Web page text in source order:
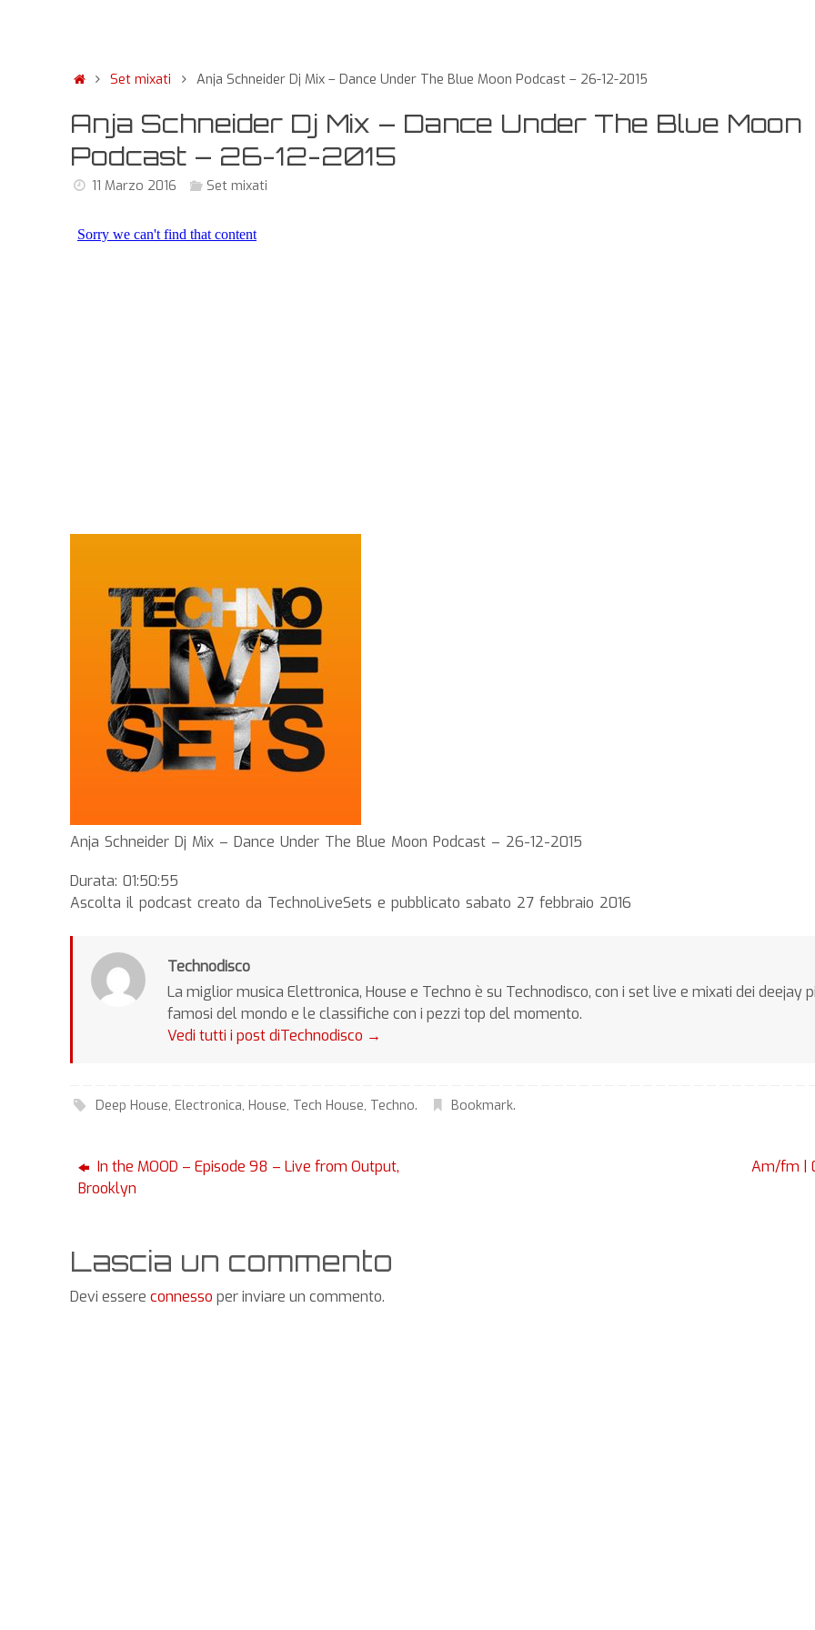
Set mixati Anja Schneider Dj Mix – Dance Under The Blue Moon Podcast – 26-12-2015
Anja Schneider Dj Mix – Dance Under The Blue Moon
Podcast – 26-12-2015
11 Marzo 2016 Set mixati
Anja Schneider Dj Mix – Dance Under The Blue Moon Podcast – 26-12-2015
Durata: 01:50:55
Ascolta il podcast creato da TechnoLiveSets e pubblicato sabato 27 febbraio 2016
Technodisco
La miglior musica Elettronica, House e Techno è su Technodisco, con i set live e mixati dei deejay
famosi del mondo e le classifiche con i pezzi top del momento.
Vedi tutti i post diTechnodisco →
Deep House,Electronica,House, Tech House, Techno. Bookmark.
In the MOOD – Episode 98 – Live from Output,
Brooklyn
Am/fm |
Lascia un commento
Devi essere connesso per inviare un commento.